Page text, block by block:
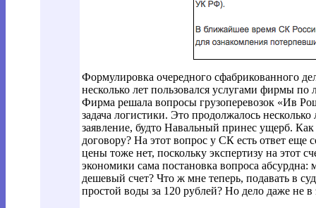
Формулировка очередного сфабрикованного
несколько лет пользовался услугами фирмы
Фирма решала вопросы грузоперевозок «Ив
задача логистики. Это продолжалось
заявление, будто Навальный принес ущерб.
договору? На этот вопрос у СК есть ответ
цены тоже нет, поскольку экспертизу на этот
экономики сама постановка вопроса
дешевый счет? Что ж мне теперь, подавать в
простой воды за 120 рублей? Но дело даже не